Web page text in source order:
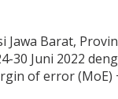
Barat,
30 Juni 2022
of error (MoE)